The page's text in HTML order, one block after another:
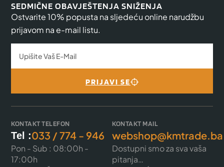
SEDMIČNE OBAVJEŠTENJA SNIŽENJA
Ostvarite 10% popusta na sljedeću online narudžbu
prijavom na e-mail listu.
PRIJAVI SE
KONTAKT TELEFON
Tel :033 / 774 - 946
Pon - Sub : 08:00h -
17:00h
KONTAKT MAIL
webshop@kmtrade.ba
Dostupni smo za sva vaša
pitanja…